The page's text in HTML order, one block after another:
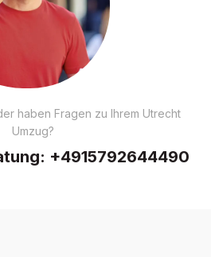
haben Fragen zu Ihrem Utrecht
Umzug?
+4915792644490